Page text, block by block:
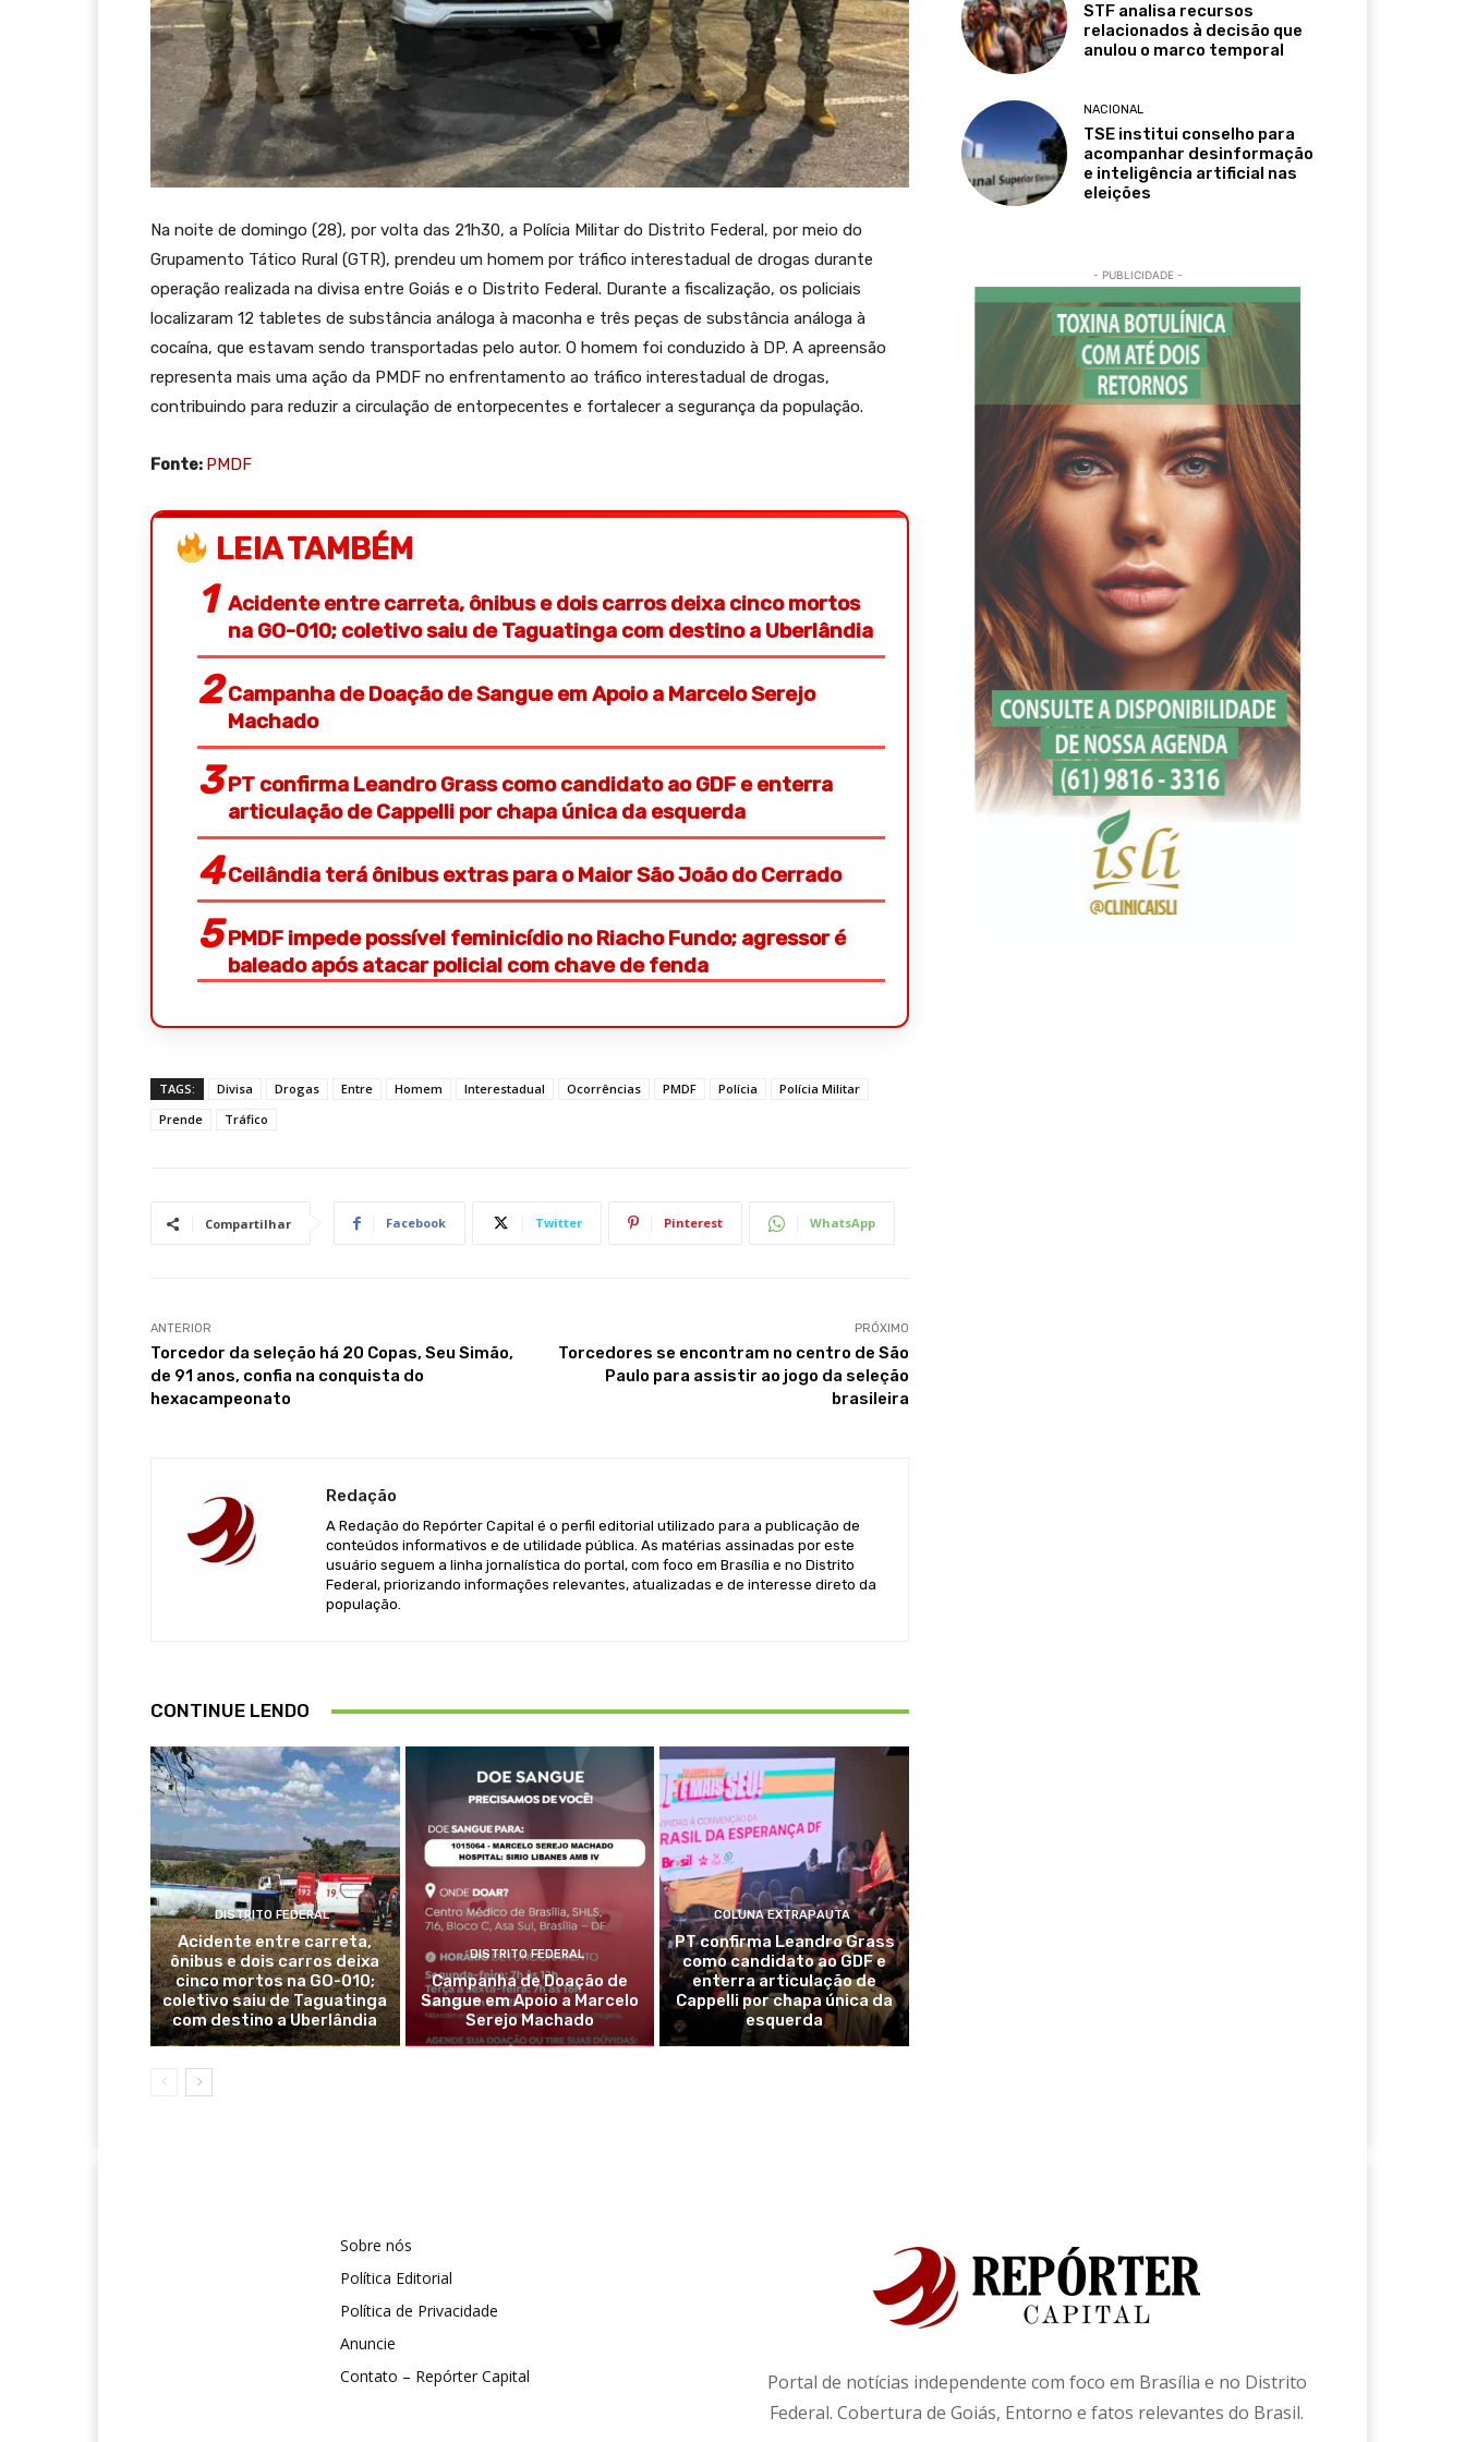
Na noite de domingo (28), por volta das 21h30, a Polícia Militar do Distrito Federal, por meio do
Grupamento Tático Rural (GTR), prendeu um homem por tráfico interestadual de drogas durante
operação realizada na divisa entre Goiás e o Distrito Federal. Durante a fiscalização, os policiais
localizaram 12 tabletes de substância análoga à maconha e três peças de substância análoga à
cocaína, que estavam sendo transportadas pelo autor. O homem foi conduzido à DP. A apreensão
representa mais uma ação da PMDF no enfrentamento ao tráfico interestadual de drogas,
contribuindo para reduzir a circulação de entorpecentes e fortalecer a segurança da população.
Fonte: PMDF
LEIA TAMBÉM
Acidente entre carreta, ônibus e dois carros deixa cinco mortos
na GO-010; coletivo saiu de Taguatinga com destino a Uberlândia
Campanha de Doação de Sangue em Apoio a Marcelo Serejo
Machado
PT confirma Leandro Grass como candidato ao GDF e enterra
articulação de Cappelli por chapa única da esquerda
Ceilândia terá ônibus extras para o Maior São João do Cerrado
PMDF impede possível feminicídio no Riacho Fundo; agressor é
baleado após atacar policial com chave de fenda
TAGS: Divisa Drogas Entre Homem Interestadual Ocorrências PMDF Polícia
Polícia Militar
Prende
Tráfico
Compartilhar Facebook Twitter Pinterest WhatsApp
ANTERIOR
Torcedor da seleção há 20 Copas, Seu Simão,
de 91 anos, confia na conquista do
hexacampeonato
PRÓXIMO
Torcedores se encontram no centro de São
Paulo para assistir ao jogo da seleção
brasileira
Redação
A Redação do Repórter Capital é o perfil editorial utilizado para a publicação de
conteúdos informativos e de utilidade pública. As matérias assinadas por este
usuário seguem a linha jornalística do portal, com foco em Brasília e no Distrito
Federal, priorizando informações relevantes, atualizadas e de interesse direto da
população.
CONTINUE LENDO
DISTRITO FEDERAL
Acidente entre carreta,
ônibus e dois carros deixa
cinco mortos na GO-010;
coletivo saiu de Taguatinga
com destino a Uberlândia
DISTRITO FEDERAL
Campanha de Doação de
Sangue em Apoio a Marcelo
Serejo Machado
COLUNA EXTRAPAUTA
PT confirma Leandro Grass
como candidato ao GDF e
enterra articulação de
Cappelli por chapa única da
esquerda
STF analisa recursos
relacionados à decisão que
anulou o marco temporal
NACIONAL
TSE institui conselho para
acompanhar desinformação
e inteligência artificial nas
eleições
- PUBLICIDADE -
Sobre nós
Política Editorial
Política de Privacidade
Anuncie
Contato – Repórter Capital
Portal de notícias independente com foco em Brasília e no Distrito
Federal. Cobertura de Goiás, Entorno e fatos relevantes do Brasil.